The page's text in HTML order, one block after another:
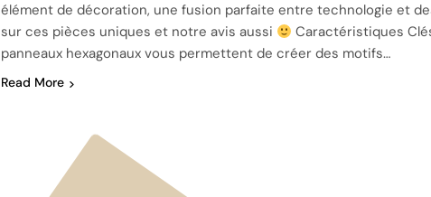
élément de décoration, une fusion parfaite entre technologie et
sur ces pièces uniques et notre avis aussi
Caractéristiques
panneaux hexagonaux vous permettent de créer des motifs…
Read More